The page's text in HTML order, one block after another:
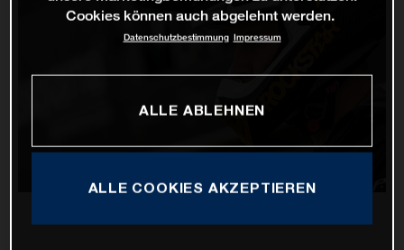
Cookies können auch abgelehnt werden.
Datenschutzbestimmung Impressum
ALLE ABLEHNEN
ALLE COOKIES AKZEPTIEREN